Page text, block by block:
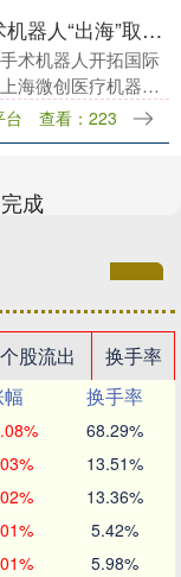
国尚策略 国产手术机器人“出海”取得突破，进入国际顶级医疗机构克利夫兰诊所
术机器人开拓国际
海微创医疗机器人
镜手术机器人、图
在克利夫兰诊所阿
台 查看：223
成
个股流出
换手率
换手率
68.29%
13.51%
13.36%
5.42%
5.98%